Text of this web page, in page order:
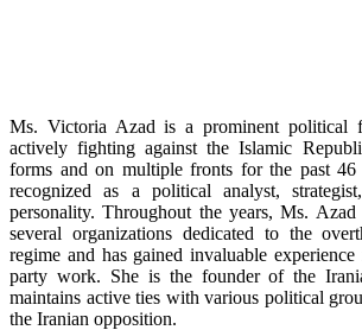
Ms. Victoria Azad is a prominent political
actively fighting against the Islamic
forms and on multiple fronts for the past
recognized as a political analyst,
personality. Throughout the years, Ms.
several organizations dedicated to the
regime and has gained invaluable
party work. She is the founder of the
maintains active ties with various political
the Iranian opposition.